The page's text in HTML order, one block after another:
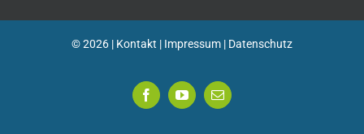
©2026 | Kontakt | Impressum | Datenschutz
FacebookYouTube
E-
Mail